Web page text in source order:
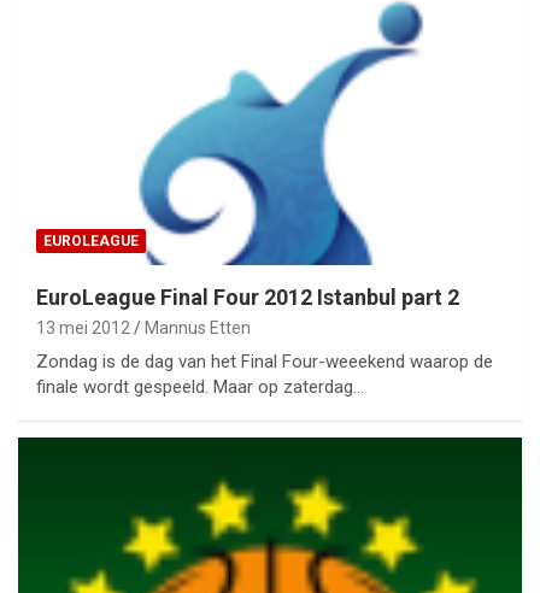
EUROLEAGUE
EuroLeague Final Four 2012 Istanbul part 2
13 mei 2012 Mannus Etten
Zondag is de dag van het Final Four-weeekend waarop de
finale wordt gespeeld. Maar op zaterdag…